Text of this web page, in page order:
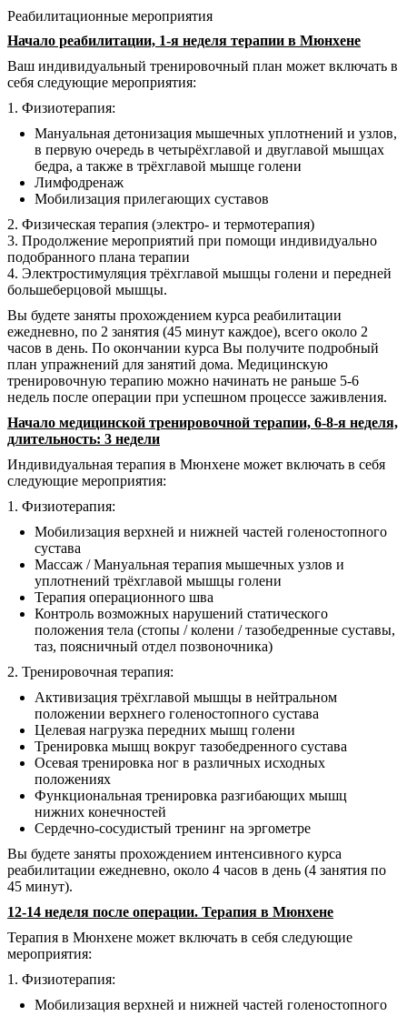
Реабилитационные мероприятия
Начало реабилитации, 1-я неделя терапии в Мюнхене
Ваш индивидуальный тренировочный план может включать в
себя следующие мероприятия:
1. Физиотерапия:
Мануальная детонизация мышечных уплотнений и узлов,
в первую очередь в четырёхглавой и двуглавой мышцах
бедра, а также в трёхглавой мышце голени
Лимфодренаж
Мобилизация прилегающих суставов
2. Физическая терапия (электро- и термотерапия)
3. Продолжение мероприятий при помощи индивидуально
подобранного плана терапии
4. Электростимуляция трёхглавой мышцы голени и передней
большеберцовой мышцы.
Вы будете заняты прохождением курса реабилитации
ежедневно, по 2 занятия (45 минут каждое), всего около 2
часов в день. По окончании курса Вы получите подробный
план упражнений для занятий дома. Медицинскую
тренировочную терапию можно начинать не раньше 5-6
недель после операции при успешном процессе заживления.
Начало медицинской тренировочной терапии, 6-8-я неделя,
длительность: 3 недели
Индивидуальная терапия в Мюнхене может включать в себя
следующие мероприятия:
1. Физиотерапия:
Мобилизация верхней и нижней частей голеностопного
сустава
Массаж / Мануальная терапия мышечных узлов и
уплотнений трёхглавой мышцы голени
Терапия операционного шва
Контроль возможных нарушений статического
положения тела (стопы / колени / тазобедренные суставы,
таз, поясничный отдел позвоночника)
2. Тренировочная терапия:
Активизация трёхглавой мышцы в нейтральном
положении верхнего голеностопного сустава
Целевая нагрузка передних мышц голени
Тренировка мышц вокруг тазобедренного сустава
Осевая тренировка ног в различных исходных
положениях
Функциональная тренировка разгибающих мышц
нижних конечностей
Сердечно-сосудистый тренинг на эргометре
Вы будете заняты прохождением интенсивного курса
реабилитации ежедневно, около 4 часов в день (4 занятия по
45 минут).
12-14 неделя после операции. Терапия в Мюнхене
Терапия в Мюнхене может включать в себя следующие
мероприятия:
1. Физиотерапия:
Мобилизация верхней и нижней частей голеностопного